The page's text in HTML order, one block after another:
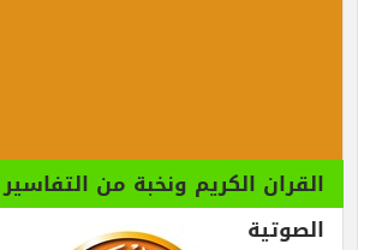
القران الكريم ونخبة من التفاسير